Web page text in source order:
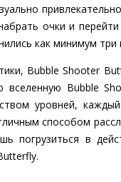
очки и
как минимум три
Bubble Shooter
Bubble
уровней,
способом
погрузиться в